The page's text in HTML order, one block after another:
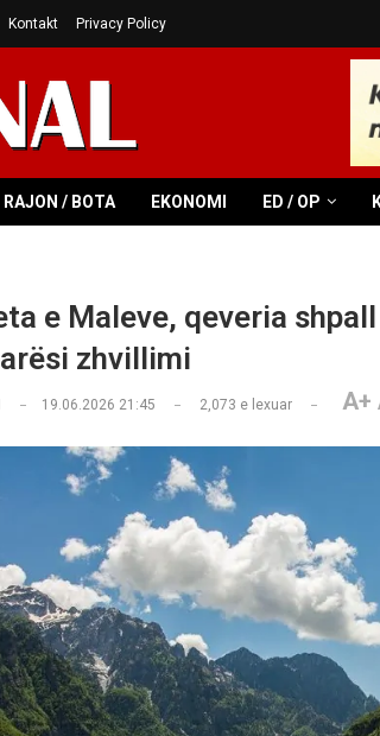
Kontakt Privacy Policy
RAJON / BOTA EKONOMI ED / OP
e Maleve, qeveria
zhvillimi
19.06.2026 21:45 2,073 e lexuar A+